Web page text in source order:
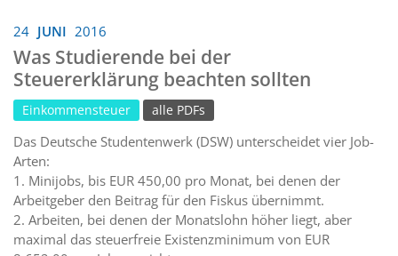
24 JUNI 2016
Was Studierende bei der
Steuererklärung beachten sollten
Einkommensteuer alle PDFs
Das Deutsche Studentenwerk (DSW) unterscheidet vier Job-
Arten:
1. Minijobs, bis EUR 450,00 pro Monat, bei denen der
Arbeitgeber den Beitrag für den Fiskus übernimmt.
2. Arbeiten, bei denen der Monatslohn höher liegt, aber
maximal das steuerfreie Existenzminimum von EUR